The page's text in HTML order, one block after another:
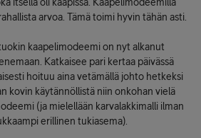
arvoa. Tämä toimi hyvin tähän asti.
kaapelimodeemi on nyt alkanut
Katkaisee pari kertaa päivässä
hoituu aina vetämällä johto hetkeksi
kovin käytännöllistä niin onkohan vielä
(ja mielellään karvalakkimalli ilman
erillinen tukiasema).